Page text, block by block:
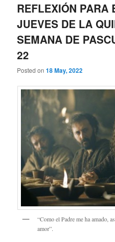
REFLEXIÓN PARA
JUEVES DE LA
SEMANA DE
22
Posted on18 May, 2022
“Como el Padre me ha amado,
amor”.